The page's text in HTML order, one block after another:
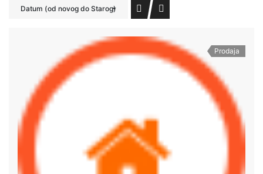
Datum (od novog do Starog)
Prodaja